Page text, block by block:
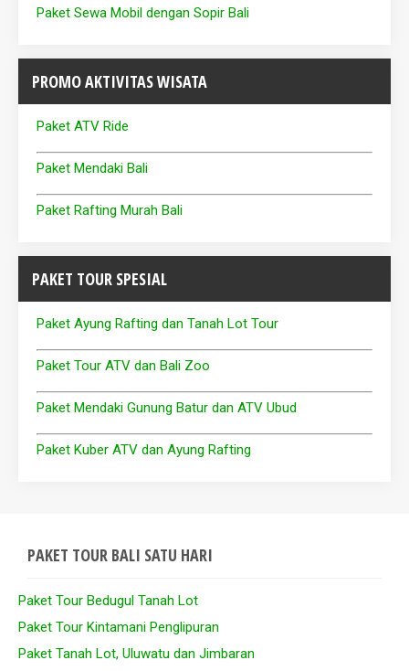
Paket Sewa Mobil dengan Sopir Bali
PROMO AKTIVITAS WISATA
Paket ATV Ride
Paket Mendaki Bali
Paket Rafting Murah Bali
PAKET TOUR SPESIAL
Paket Ayung Rafting dan Tanah Lot Tour
Paket Tour ATV dan Bali Zoo
Paket Mendaki Gunung Batur dan ATV Ubud
Paket Kuber ATV dan Ayung Rafting
PAKET TOUR BALI SATU HARI
Paket Tour Bedugul Tanah Lot
Paket Tour Kintamani Penglipuran
Paket Tanah Lot, Uluwatu dan Jimbaran